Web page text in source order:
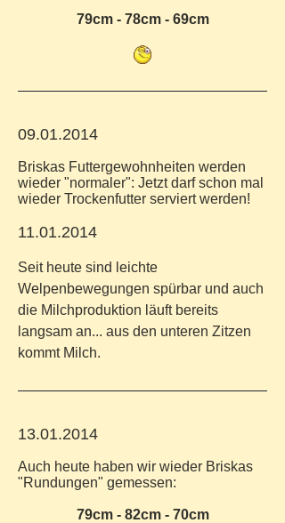
79cm - 78cm - 69cm
09.01.2014
Briskas Futtergewohnheiten werden
wieder "normaler": Jetzt darf schon mal
wieder Trockenfutter serviert werden!
11.01.2014
Seit heute sind leichte
Welpenbewegungen spürbar und auch
die Milchproduktion läuft bereits
langsam an... aus den unteren Zitzen
kommt Milch.
13.01.2014
Auch heute haben wir wieder Briskas
"Rundungen" gemessen:
79cm - 82cm - 70cm